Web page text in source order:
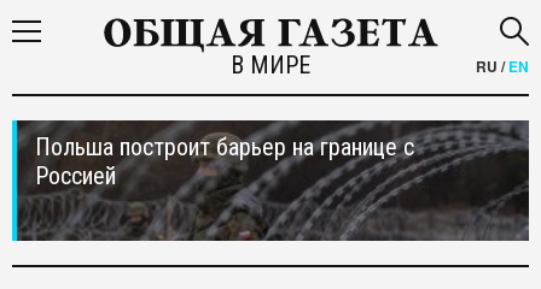
В МИРЕ RU /EN
Польша построит барьер на границе с
Россией